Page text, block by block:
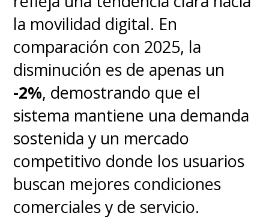
la movilidad digital. En
comparación con 2025, la
disminución es de apenas un
-2%, demostrando que el
sistema mantiene una demanda
sostenida y un mercado
competitivo donde los usuarios
buscan mejores condiciones
comerciales y de servicio.